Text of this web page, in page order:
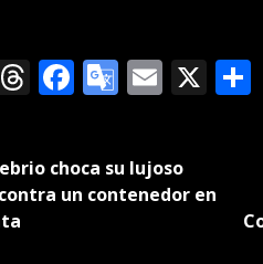
Threads
Facebook
Google
Email
X
choca su lujoso
un contenedor en